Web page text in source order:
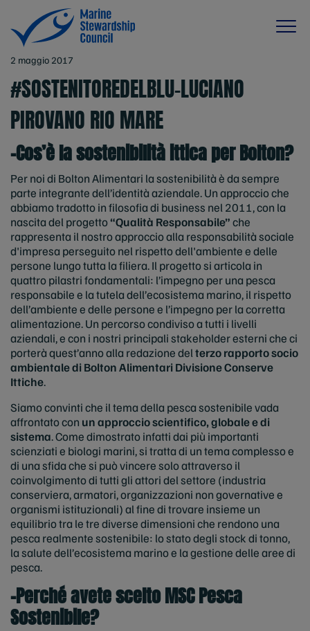
2 maggio 2017
#SOSTENITOREDELBLU-LUCIANO
PIROVANO RIO MARE
-Cos’è la sostenibilità ittica per Bolton?
Per noi di Bolton Alimentari la sostenibilità è da sempre
parte integrante dell’identità aziendale. Un approccio che
abbiamo tradotto in filosofia di business nel 2011, con la
nascita del progetto“Qualità Responsabile”che
rappresenta il nostro approccio alla responsabilità sociale
d'impresa perseguito nel rispetto dell'ambiente e delle
persone lungo tutta la filiera. Il progetto si articola in
quattro pilastri fondamentali: l’impegno per una pesca
responsabile e la tutela dell’ecosistema marino, il rispetto
dell’ambiente e delle persone e l’impegno per la corretta
alimentazione. Un percorso condiviso a tutti i livelli
aziendali, e con i nostri principali stakeholder esterni che ci
porterà quest’anno alla redazione delterzo rapporto socio
ambientale di Bolton Alimentari Divisione Conserve
Ittiche.
Siamo convinti che il tema della pesca sostenibile vada
affrontato con un approccio scientifico, globale e di
sistema. Come dimostrato infatti dai più importanti
scienziati e biologi marini, si tratta di un tema complesso e
di una sfida che si può vincere solo attraverso il
coinvolgimento di tutti gli attori del settore (industria
conserviera, armatori, organizzazioni non governative e
organismi istituzionali) al fine di trovare insieme un
equilibrio tra le tre diverse dimensioni che rendono una
pesca realmente sostenibile: lo stato degli stock di tonno,
la salute dell’ecosistema marino e la gestione delle aree di
pesca.
-Perché avete scelto MSC Pesca
Sostenibile?